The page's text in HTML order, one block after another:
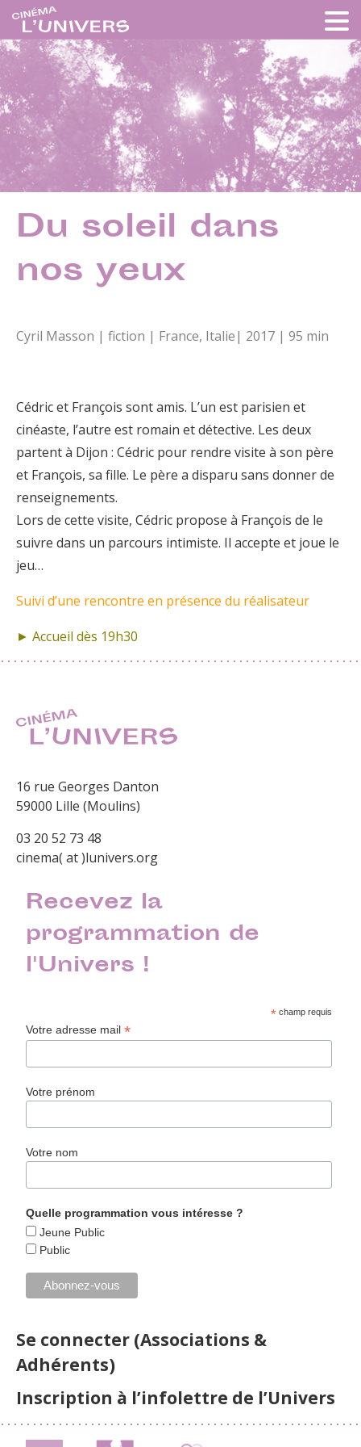
Du soleil dans
nos yeux
Cyril Masson | fiction | France, Italie| 2017 | 95 min
Cédric et François sont amis. L’un est parisien et
cinéaste, l’autre est romain et détective. Les deux
partent à Dijon : Cédric pour rendre visite à son père
et François, sa fille. Le père a disparu sans donner de
renseignements.
Lors de cette visite, Cédric propose à François de le
suivre dans un parcours intimiste. Il accepte et joue le
jeu…
Suivi d’une rencontre en présence du réalisateur
► Accueil dès 19h30
16 rue Georges Danton
59000 Lille (Moulins)
03 20 52 73 48
cinema( at )lunivers.org
Recevez la
programmation de
l'Univers !
* champ requis
Votre adresse mail*
Votre prénom
Votre nom
Quelle programmation vous intéresse ?
Jeune Public
Public
Se connecter (Associations &
Adhérents)
Inscription à l’infolettre de l’Univers